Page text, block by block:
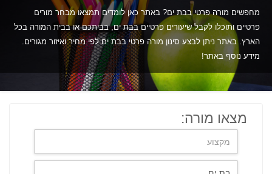
מחפשים מורה פרטי בבת ים? באתר כאן לומדים תמצאו מבחר מורים
פרטיים ותוכלו לקבל שיעורים פרטיים בבת ים, בביתכם או בבית המורה בכל
הארץ. באתר ניתן לבצע סינון מורה פרטי בבת ים לפי מחיר ואיזור מגורים.
מידע נוסף באתר!
מצאו מורה: